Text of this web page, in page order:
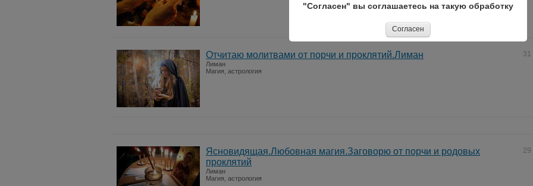
31
Отчитаю молитвами от порчи и проклятий.Лиман
Лиман
Магия, астрология
29
Ясновидящая.Любовная магия.Заговорю от порчи и родовых
проклятий
Лиман
Магия, астрология
"Согласен" вы соглашаетесь на такую обработку
Согласен